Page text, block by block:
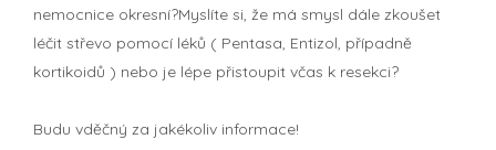
nemocnice okresní?Myslíte si, že má smysl dále zkoušet
léčit střevo pomocí léků ( Pentasa, Entizol, případně
kortikoidů ) nebo je lépe přistoupit včas k resekci?
Budu vděčný za jakékoliv informace!